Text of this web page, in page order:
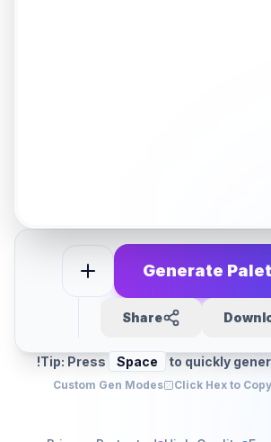
Generate
Share
Tip: Press Space to quickly
Click Hex to Copy
Custom Gen Modes